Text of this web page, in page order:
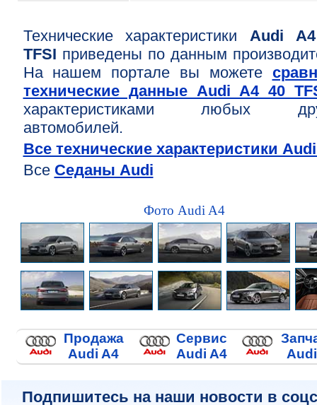
Технические характеристики Audi
TFSI приведены по данным
На нашем портале вы можете
технические данные Audi A4 40
характеристиками любых
автомобилей.
Все технические характеристики
Все Седаны Audi
Фото Audi A4
Продажа
Audi A4
Сервис
Audi A4
Подпишитесь на наши новости в